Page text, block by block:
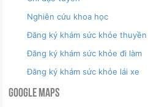
Nghiên cứu khoa học
Đăng ký khám sức khỏe
Đăng ký khám sức khỏe đi làm
Đăng ký khám sức khỏe lái xe
Google Maps